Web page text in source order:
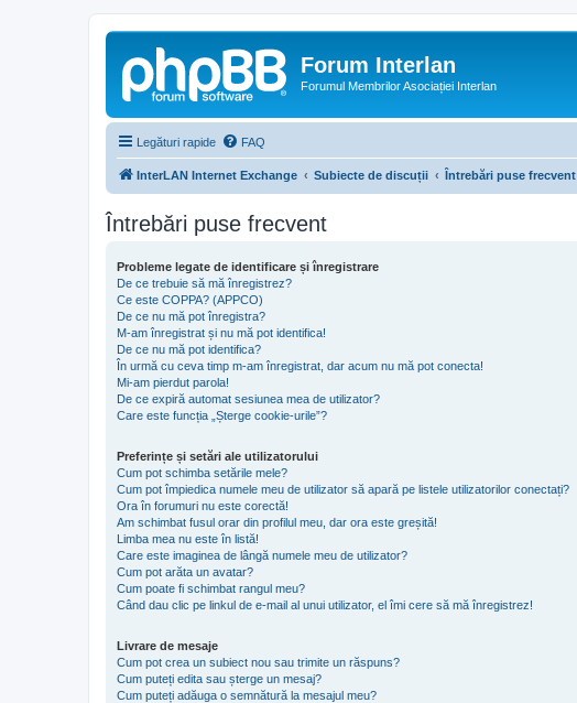
Forum Interlan
Forumul Membrilor Asociației Interlan
Legături rapide FAQ
InterLAN Internet Exchange Subiecte de discuții Întrebări puse frecvent
Întrebări puse frecvent
Probleme legate de identificare și înregistrare
De ce trebuie să mă înregistrez?
Ce este COPPA? (APPCO)
De ce nu mă pot înregistra?
M-am înregistrat și nu mă pot identifica!
De ce nu mă pot identifica?
În urmă cu ceva timp m-am înregistrat, dar acum nu mă pot conecta!
Mi-am pierdut parola!
De ce expiră automat sesiunea mea de utilizator?
Care este funcția „Șterge cookie-urile”?
Preferințe și setări ale utilizatorului
Cum pot schimba setările mele?
Cum pot împiedica numele meu de utilizator să apară pe listele utilizatorilor conectați?
Ora în forumuri nu este corectă!
Am schimbat fusul orar din profilul meu, dar ora este greșită!
Limba mea nu este în listă!
Care este imaginea de lângă numele meu de utilizator?
Cum pot arăta un avatar?
Cum poate fi schimbat rangul meu?
Când dau clic pe linkul de e-mail al unui utilizator, el îmi cere să mă înregistrez!
Livrare de mesaje
Cum pot crea un subiect nou sau trimite un răspuns?
Cum puteți edita sau șterge un mesaj?
Cum puteți adăuga o semnătură la mesajul meu?